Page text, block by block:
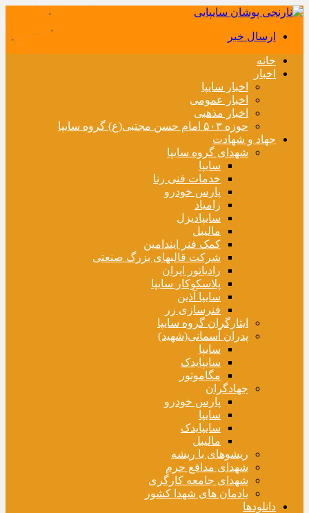
ارسال خبر
خانه
اخبار
اخبار سایپا
اخبار عمومی
اخبار مذهبی
حوزه ۵۰۳ امام حسن مجتبی(ع) گروه سایپا
جهاد و شهادت
شهدای گروه سایپا
سایپا
خدمات فنی رنا
پارس خودرو
زامیاد
سایپادیزل
مالیبل
کمک فنر ایندامین
شرکت قالبهای بزرگ صنعتی
رادیاتور ایران
پلاسکوکار سایپا
سایپا آذین
فنرسازی زر
ایثارگران گروه سایپا
پدران آسمانی(شهید)
سایپا
سایپایدک
مگاموتور
جهادگران
پارس خودرو
سایپا
سایپایدک
مالیبل
ریشوهای با ریشه
شهدای مدافع حرم
شهدای جامعه کارگری
یادمان های شهدا کشور
دانلودها